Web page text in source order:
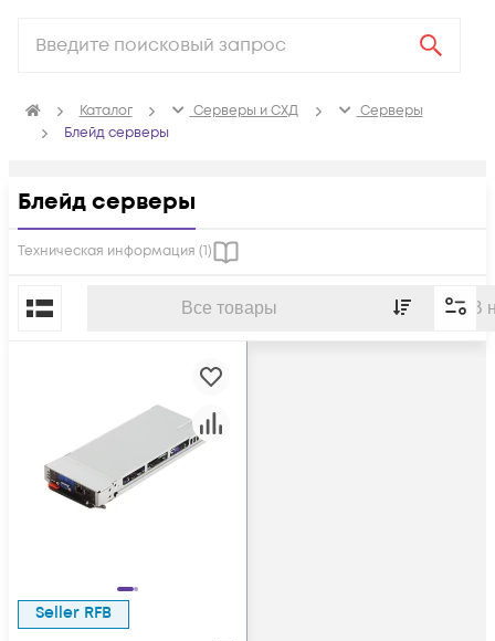
Каталог Серверы и СХД
Серверы
Блейд серверы
Блейд серверы
Техническая информация (1)
Все товары В
По популярности
Seller RFB